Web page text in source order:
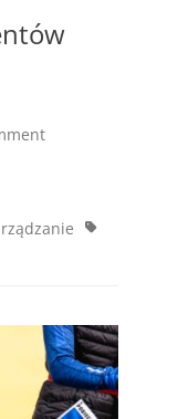
Tags